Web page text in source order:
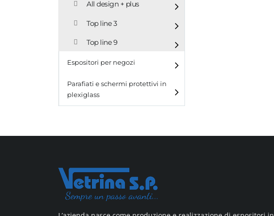
All design + plus
Top line 3
Top line 9
Espositori per negozi
Parafiati e schermi protettivi in
plexiglass